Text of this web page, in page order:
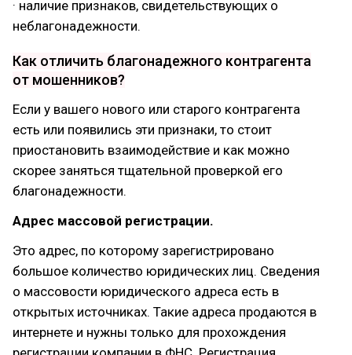
· наличие признаков, свидетельствующих о
неблагонадежности.
Как отличить благонадежного контрагента
от мошенников?
Если у вашего нового или старого контрагента
есть или появились эти признаки, то стоит
приостановить взаимодействие и как можно
скорее заняться тщательной проверкой его
благонадежности.
Адрес массовой регистрации.
Это адрес, по которому зарегистрировано
большое количество юридических лиц. Сведения
о массовости юридического адреса есть в
открытых источниках. Такие адреса продаются в
интернете и нужны только для прохождения